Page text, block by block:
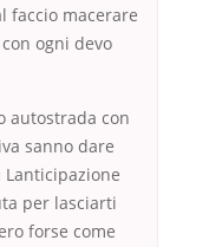
faccio macerare
ogni devo
autostrada con
sanno dare
Lanticipazione
per lasciarti
forse come